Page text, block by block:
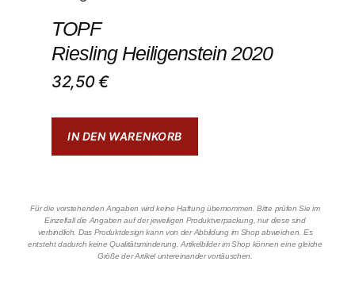
TOPF
Riesling Heiligenstein 2020
32,50€
IN DEN WARENKORB
Für die vorstehenden Angaben wird keine Haftung übernommen. Bitte prüfen Sie im
Einzelfall die Angaben auf der jeweiligen Produktverpackung, nur diese sind
verbindlich. Das Produktdesign kann von der Abbildung im Shop abweichen. Es
entsteht dadurch keine Qualitätsminderung. Artikelbilder im Shop können eine gleiche
Größe der Artikel untereinander vortäuschen.